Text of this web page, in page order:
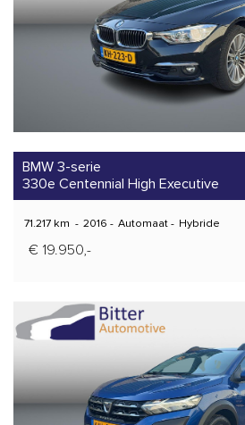
BMW 3-serie
330e Centennial High Executive
71.217 km - 2016 - Automaat- Hybride
€ 19.950,-